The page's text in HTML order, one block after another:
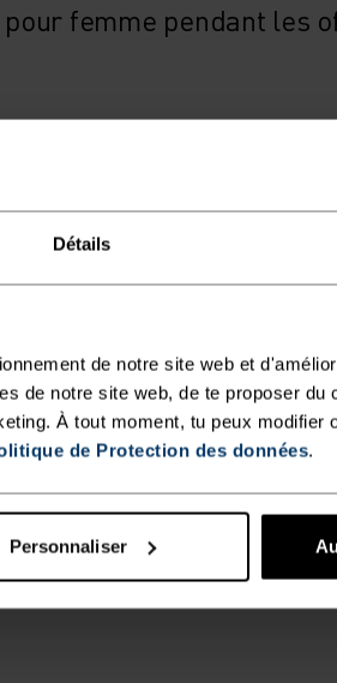
Détails
de notre site web et
de notre site web, de te proposer du
À tout moment, tu peux modifier
de Protection des données.
Personnaliser
femme pendant les